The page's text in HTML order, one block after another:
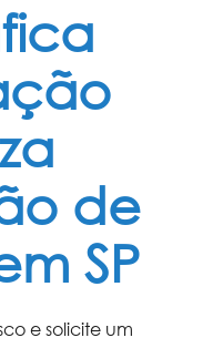
de
SP
e solicite um